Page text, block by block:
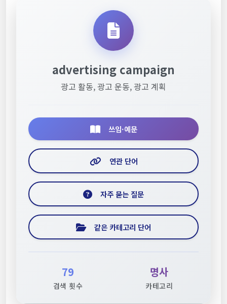
advertising campaign
광고 활동, 광고 운동, 광고 계획
쓰임·예문
연관 단어
자주 묻는 질문
같은 카테고리 단어
79
검색 횟수
명사
카테고리